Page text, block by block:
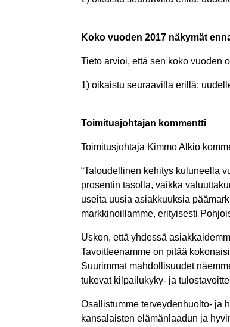
Koko vuoden 2017 näkymät
Tieto arvioi, että sen koko vuoden
1) oikaistu seuraavilla erillä:
Toimitusjohtajan kommentti
Toimitusjohtaja Kimmo Alkio
“Taloudellinen kehitys kuluneella
prosentin tasolla, vaikka
useita uusia asiakkuuksia
markkinoillamme, erityisesti
Uskon, että yhdessä
Tavoitteenamme on pitää
Suurimmat mahdollisuudet
tukevat kilpailukyky- ja
Osallistumme terveydenhuolto- ja
kansalaisten elämänlaadun ja